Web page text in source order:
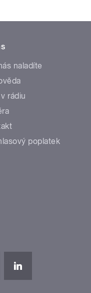
naladíte
rádiu
poplatek